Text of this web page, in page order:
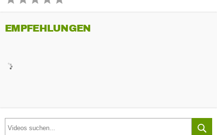
EMPFEHLUNGEN